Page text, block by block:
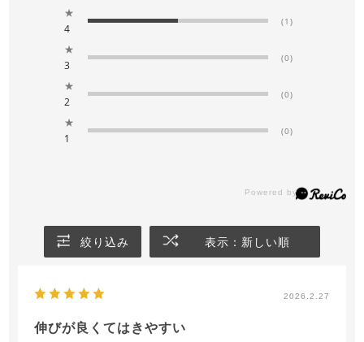
★
4
(1)
★
3
(0)
★
2
(0)
★
1
(0)
絞り込み 表示：新しい順
2026.2.27
伸びが良くてはきやすい